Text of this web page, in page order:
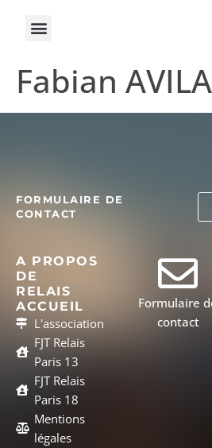
Fabian AVILA
FORMULAIRE DE
CONTACT
A PROPOS
DE
RELAIS
ACCUEIL
L'association
FJT Relais
Paris 13
FJT Relais
Paris 18
Mentions
légales
Formulaire
contact